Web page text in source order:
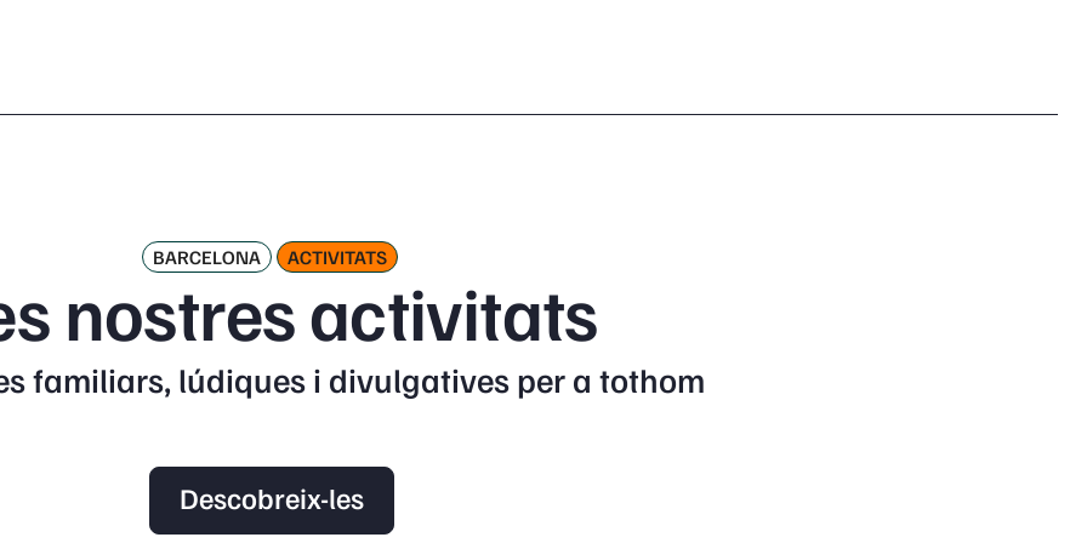
BARCELONA ACTIVITATS
nostres activitats
familiars, lúdiques i divulgatives per a tothom
Descobreix-les